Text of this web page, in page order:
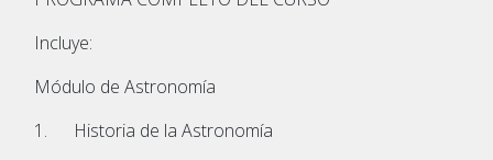
Incluye:
Módulo de Astronomía
1. Historia de la Astronomía